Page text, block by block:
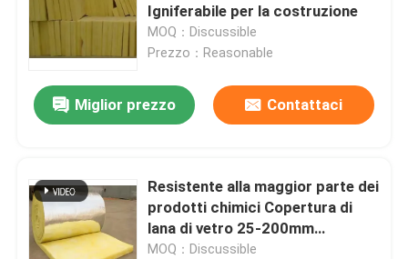
Igniferabile per la costruzione
MOQ：Discussible
Prezzo：Reasonable
Miglior prezzo Contattaci
Resistente alla maggior parte dei
prodotti chimici Copertura di
lana di vetro 25-200mm
Conduttività termica Tipo Fibre
MOQ：Discussible